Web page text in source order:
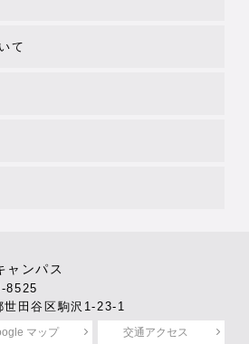
て
ャンパス
8525
世田谷区駒沢1-23-1
マップ 交通アクセス